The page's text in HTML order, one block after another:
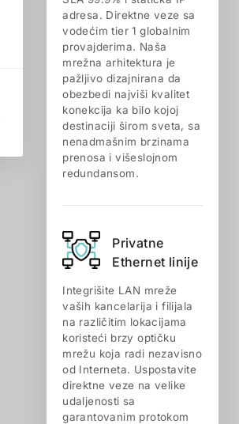
adresa. Direktne veze sa
vodećim tier 1 globalnim
provajderima. Naša
mrežna arhitektura je
pažljivo dizajnirana da
obezbedi najviši kvalitet
konekcija ka bilo kojoj
destinaciji širom sveta, sa
nenadmašnim brzinama
prenosa i višeslojnom
redundansom.
Privatne
Ethernet linije
Integrišite LAN mreže
vaših kancelarija i filijala
na različitim lokacijama
koristeći brzу optičku
mrežu koja radi nezavisno
od Interneta. Uspostavite
direktne veze na velike
udaljenosti sa
garantovanim protokom